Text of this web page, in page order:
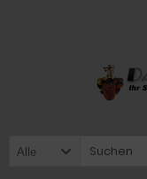
Alle